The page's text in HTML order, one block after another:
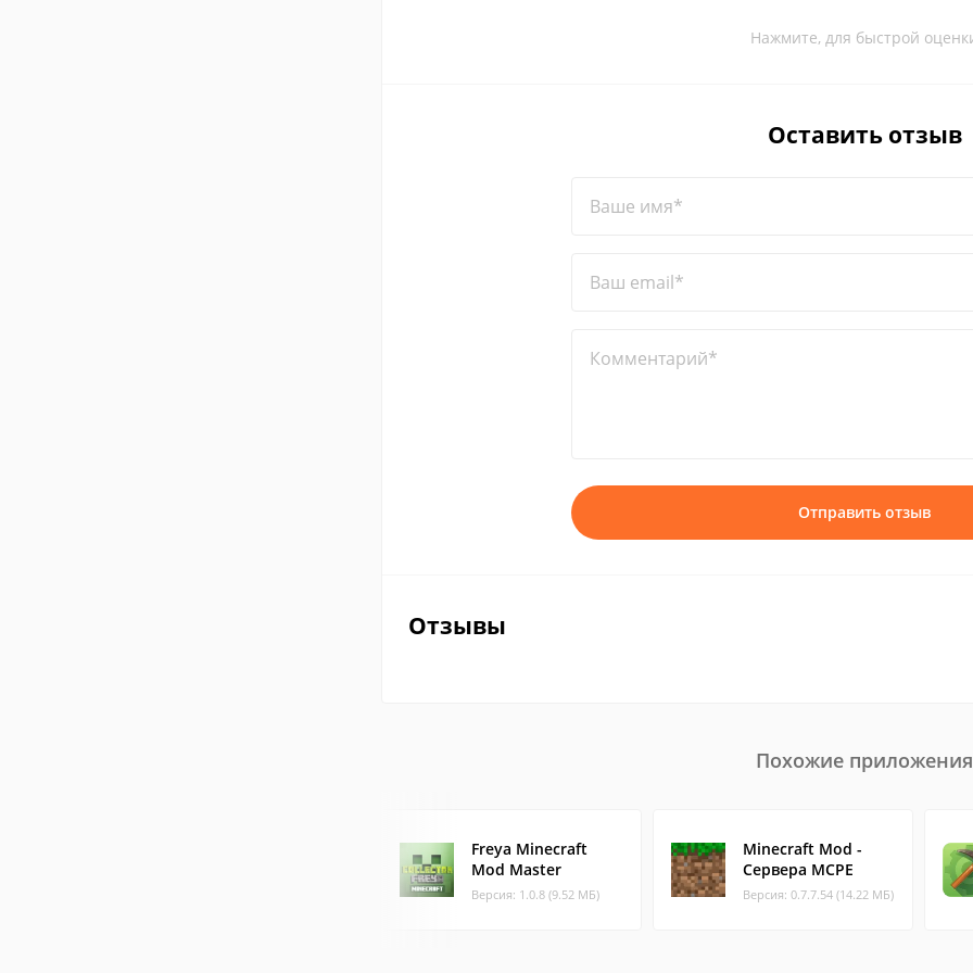
Нажмите, для быстрой
Оставить отзыв
Ваше имя*
Ваш email*
Комментарий*
Отправить отзыв
Отзывы
Похожие приложения
Freya Minecraft
Mod Master
Версия: 1.0.8 (9.52 МБ)
Minecraft Mod -
Сервера MCPE
Версия: 0.7.7.54 (14.22 МБ)